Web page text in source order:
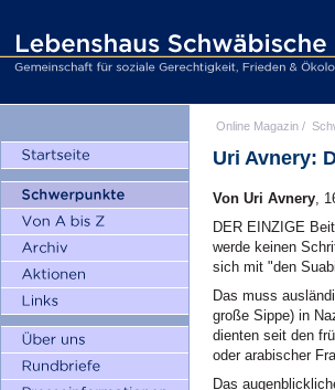
Online Magazin /
Uri Avnery:
Von Uri Avnery,
DER EINZIGE
werde keinen
sich mit "den
Das muss
große Sippe) in
dienten seit den
oder arabischer
Das